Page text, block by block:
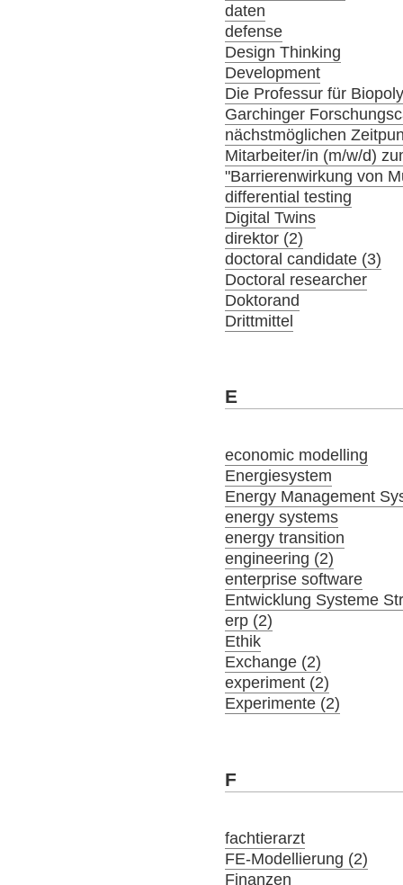
daten
defense
Design Thinking
Development
Die Professur für
Garchinger
nächstmöglichen
Mitarbeiter/in (m/w/d)
"Barrierenwirkung von
differential testing
Digital Twins
direktor (2)
doctoral candidate (3)
Doctoral researcher
Doktorand
Drittmittel
E
economic modelling
Energiesystem
Energy Management
energy systems
energy transition
engineering (2)
enterprise software
Entwicklung Systeme
erp (2)
Ethik
Exchange (2)
experiment (2)
Experimente (2)
F
fachtierarzt
FE-Modellierung (2)
Finanzen